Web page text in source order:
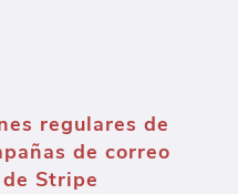
regulares de
de correo
Stripe